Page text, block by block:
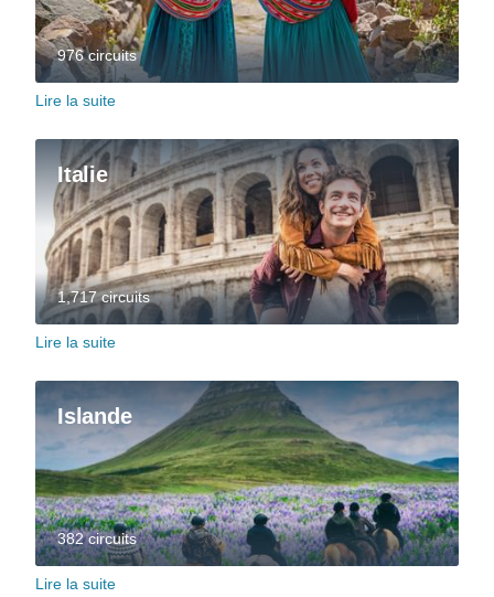
976 circuits
Lire la suite
Italie
1,717 circuits
Lire la suite
Islande
382 circuits
Lire la suite